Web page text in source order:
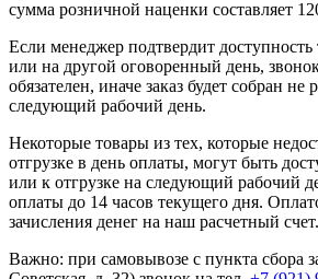
сумма розничной наценки составляет
Если менеджер подтвердит доступность
или на другой оговоренный день,
обязателен, иначе заказ будет собран не
следующий рабочий день.
Некоторые товары из тех, которые
отгрузке в день оплаты, могут быть
или к отгрузке на следующий рабочий
оплаты до 14 часов текущего дня.
зачисления денег на наш расчетный счет.
Важно: при самовывозе с пункта сборa